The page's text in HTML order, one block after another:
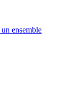
ensemble